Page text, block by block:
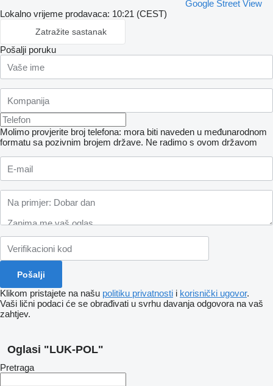
Google Street View
Lokalno vrijeme prodavaca: 10:21 (CEST)
Zatražite sastanak
Pošalji poruku
Molimo provjerite broj telefona: mora biti naveden u međunarodnom
formatu sa pozivnim brojem države. Ne radimo s ovom državom
Klikom pristajete na našu politiku privatnosti i korisnički ugovor.
Vaši lični podaci će se obrađivati ​​u svrhu davanja odgovora na vaš
zahtjev.
Oglasi "LUK-POL"
Pretraga